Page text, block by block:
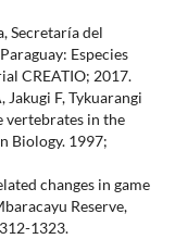
Secretaría del
Especies
CREATIO; 2017.
Jakugi F, Tykuarangi
vertebrates in the
Biology. 1997;
changes in game
Reserve,
1323.